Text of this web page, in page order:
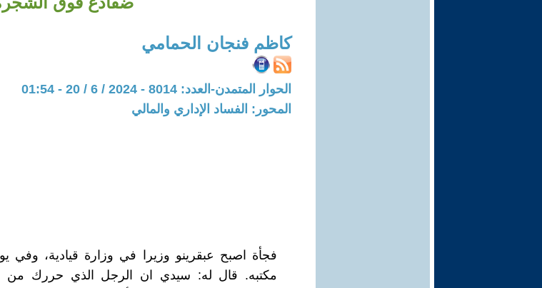
كاظم فنجان الحمامي
الحوار المتمدن-العدد: 8014 - 2024 / 6 / 20 - 01:54
المحور: الفساد الإداري والمالي
فجأة اصبح عبقرينو وزيرا في وزارة قيادية، وفي
مكتبه. قال له: سيدي ان الرجل الذي حررك من